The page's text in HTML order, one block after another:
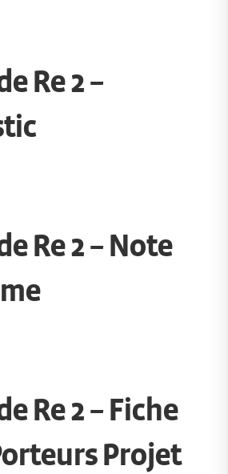
Re 2 –
Re 2 – Note
Re 2 – Fiche
Projet